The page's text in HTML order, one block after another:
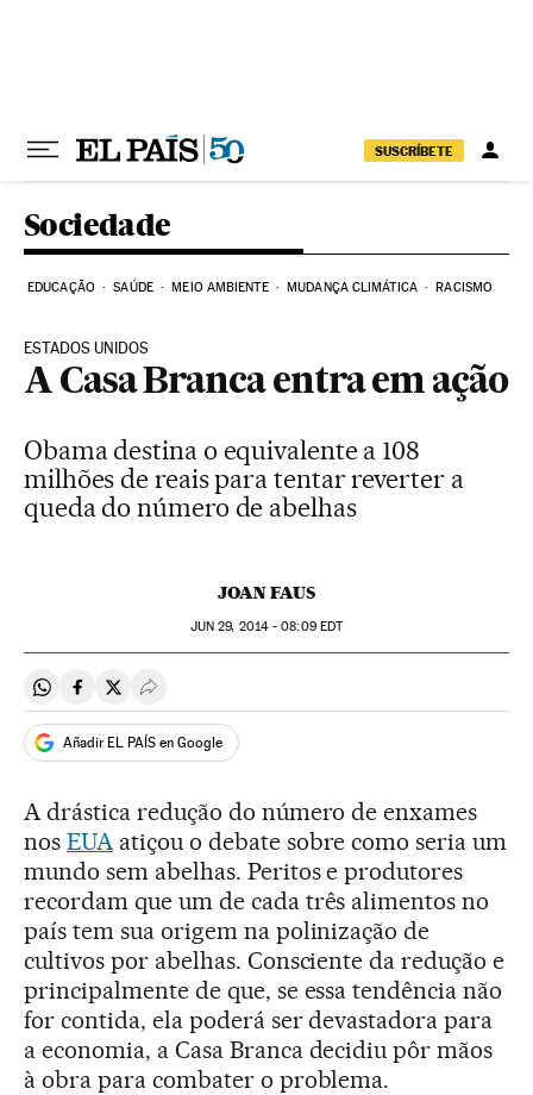
SUSCRÍBETE
Sociedade
EDUCAÇÃO SAÚDE MEIO AMBIENTE MUDANÇA CLIMÁTICA RACISMO
ESTADOS UNIDOS
A Casa Branca entra em ação
Obama destina o equivalente a 108
milhões de reais para tentar reverter a
queda do número de abelhas
JOAN FAUS
JUN 29, 2014 - 08:09EDT
Compartir en Whatsapp
Compartir en Facebook
Compartir en Twitter
Desplegar Redes Sociales
Añadir EL PAÍS en Google
A drástica redução do número de enxames
nos EUAatiçou o debate sobre como seria um
mundo sem abelhas. Peritos e produtores
recordam que um de cada três alimentos no
país tem sua origem na polinização de
cultivos por abelhas. Consciente da redução e
principalmente de que, se essa tendência não
for contida, ela poderá ser devastadora para
a economia, a Casa Branca decidiu pôr mãos
à obra para combater o problema.